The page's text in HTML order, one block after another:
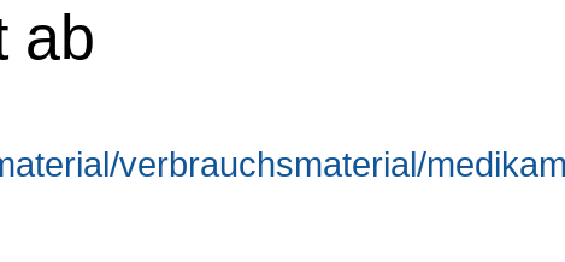
ab
verbrauchsmaterial/